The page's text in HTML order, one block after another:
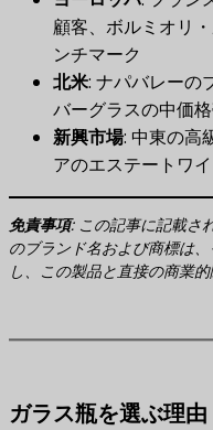
顧客、ボルミオリ
ンチマーク
北米​: ナパバレーの
バーグラスの中価
新興市場​: 中東の高
アのエステートワ
免責事項​: この記事に記載さ
のブランド名および商標は
し、この製品と直接の商業
ガラス瓶を選ぶ理由